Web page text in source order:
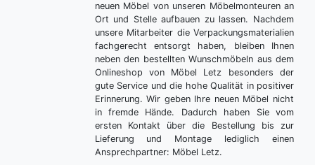
neuen Möbel von unseren Möbelmonteuren an
Ort und Stelle aufbauen zu lassen. Nachdem
unsere Mitarbeiter die Verpackungsmaterialien
fachgerecht entsorgt haben, bleiben Ihnen
neben den bestellten Wunschmöbeln aus dem
Onlineshop von Möbel Letz besonders der
gute Service und die hohe Qualität in positiver
Erinnerung. Wir geben Ihre neuen Möbel nicht
in fremde Hände. Dadurch haben Sie vom
ersten Kontakt über die Bestellung bis zur
Lieferung und Montage lediglich einen
Ansprechpartner: Möbel Letz.